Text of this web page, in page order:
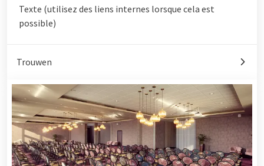
Texte (utilisez des liens internes lorsque cela est
possible)
Trouwen